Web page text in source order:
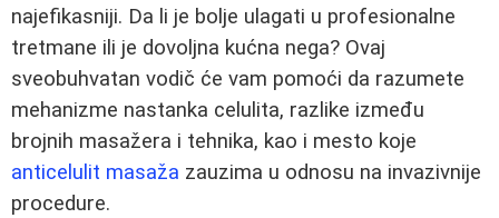
najefikasniji. Da li je bolje ulagati u profesionalne
tretmane ili je dovoljna kućna nega? Ovaj
sveobuhvatan vodič će vam pomoći da razumete
mehanizme nastanka celulita, razlike između
brojnih masažera i tehnika, kao i mesto koje
anticelulit masaža zauzima u odnosu na invazivnije
procedure.